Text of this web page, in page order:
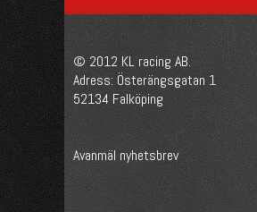
© 2012 KL racing AB.
Adress: Österängsgatan 1
52134 Falköping
Avanmäl nyhetsbrev